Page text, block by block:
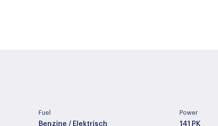
Fuel
Benzine / Elektrisch
Power
141 PK